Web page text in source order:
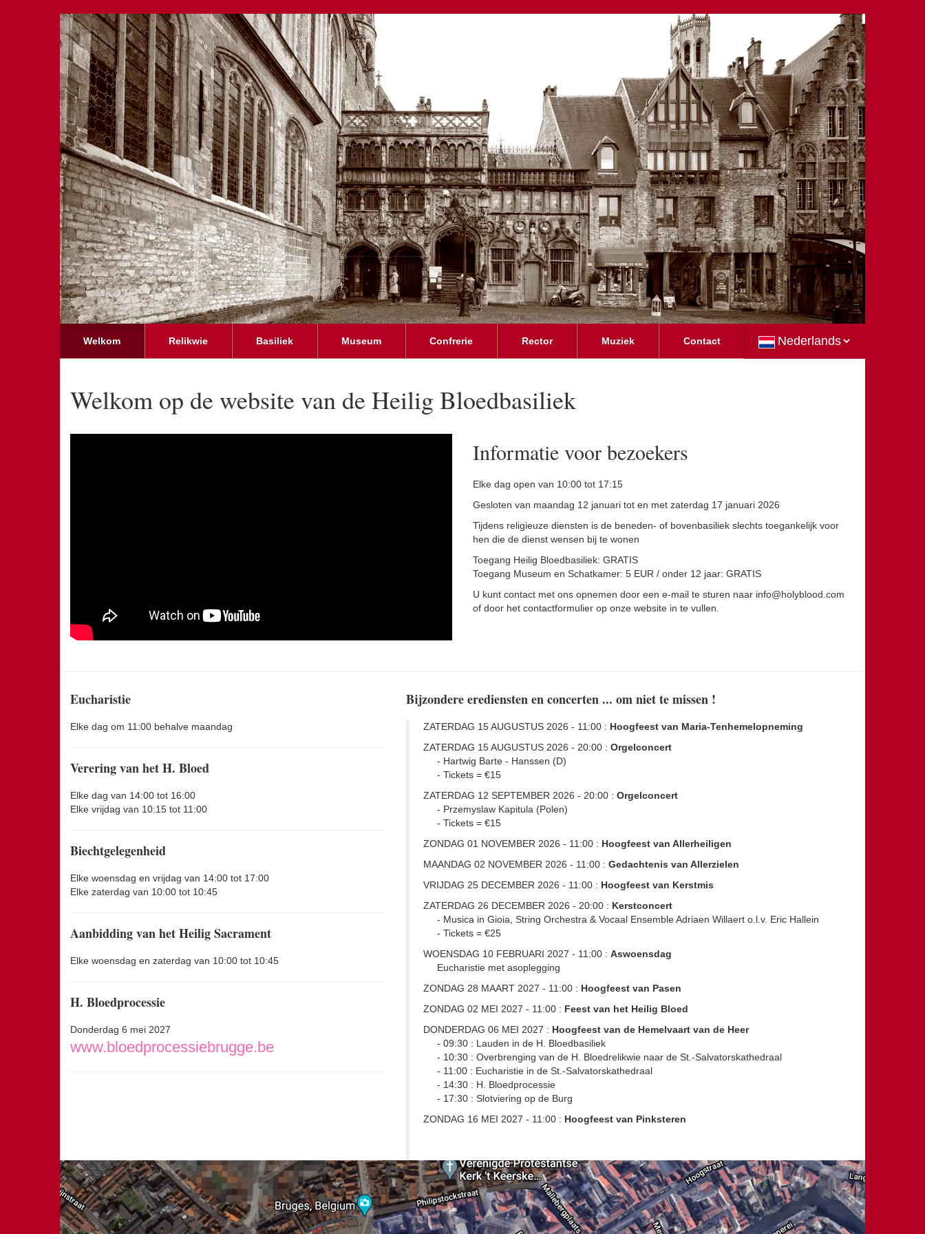
Welkom Relikwie Basiliek Museum Confrerie Rector Muziek Contact
Welkom op de website van de Heilig Bloedbasiliek
Informatie voor bezoekers
Elke dag open van 10:00 tot 17:15
Gesloten van maandag 12 januari tot en met zaterdag 17 januari 2026
Tijdens religieuze diensten is de beneden- of bovenbasiliek slechts toegankelijk voor
hen die de dienst wensen bij te wonen
Toegang Heilig Bloedbasiliek: GRATIS
Toegang Museum en Schatkamer: 5 EUR / onder 12 jaar: GRATIS
U kunt contact met ons opnemen door een e-mail te sturen naar info@holyblood.com
of door het contactformulier op onze website in te vullen.
Eucharistie
Elke dag om 11:00 behalve maandag
Verering van het H. Bloed
Elke dag van 14:00 tot 16:00
Elke vrijdag van 10:15 tot 11:00
Biechtgelegenheid
Elke woensdag en vrijdag van 14:00 tot 17:00
Elke zaterdag van 10:00 tot 10:45
Aanbidding van het Heilig Sacrament
Elke woensdag en zaterdag van 10:00 tot 10:45
H. Bloedprocessie
Donderdag 6 mei 2027
www.bloedprocessiebrugge.be
Bijzondere erediensten en concerten ... om niet te missen !
ZATERDAG 15 AUGUSTUS 2026 - 11:00 : Hoogfeest van Maria-Tenhemelopneming
ZATERDAG 15 AUGUSTUS 2026 - 20:00 : Orgelconcert
- Hartwig Barte - Hanssen (D)
- Tickets = €15
ZATERDAG 12 SEPTEMBER 2026 - 20:00 : Orgelconcert
- Przemyslaw Kapitula (Polen)
- Tickets = €15
ZONDAG 01 NOVEMBER 2026 - 11:00 : Hoogfeest van Allerheiligen
MAANDAG 02 NOVEMBER 2026 - 11:00 : Gedachtenis van Allerzielen
VRIJDAG 25 DECEMBER 2026 - 11:00 : Hoogfeest van Kerstmis
ZATERDAG 26 DECEMBER 2026 - 20:00 : Kerstconcert
- Musica in Gioia, String Orchestra & Vocaal Ensemble Adriaen Willaert o.l.v. Eric Hallein
- Tickets = €25
WOENSDAG 10 FEBRUARI 2027 - 11:00 : Aswoensdag
Eucharistie met asoplegging
ZONDAG 28 MAART 2027 - 11:00 : Hoogfeest van Pasen
ZONDAG 02 MEI 2027 - 11:00 : Feest van het Heilig Bloed
DONDERDAG 06 MEI 2027 : Hoogfeest van de Hemelvaart van de Heer
- 09:30 : Lauden in de H. Bloedbasiliek
- 10:30 : Overbrenging van de H. Bloedrelikwie naar de St.-Salvatorskathedraal
- 11:00 : Eucharistie in de St.-Salvatorskathedraal
- 14:30 : H. Bloedprocessie
- 17:30 : Slotviering op de Burg
ZONDAG 16 MEI 2027 - 11:00 : Hoogfeest van Pinksteren